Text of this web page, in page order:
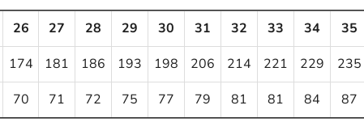
26 27 28 29 30 31 32 33 34
35
174 181 186 193 198 206 214 221 229
235
70 71 72 75 77 79 81 81 84 87